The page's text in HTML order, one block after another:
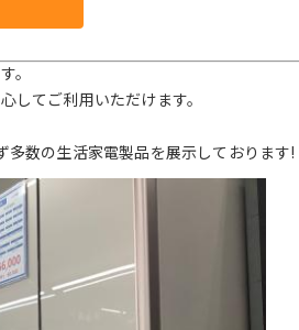
。
してご利用いただけます。
多数の生活家電製品を展示しております!